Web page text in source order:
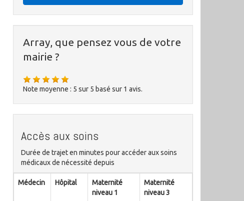
Array, que pensez vous de votre
mairie ?
Note moyenne : 5 sur 5 basé sur 1 avis.
Accès aux soins
Durée de trajet en minutes pour accéder aux soins
médicaux de nécessité depuis
Médecin Hôpital
Maternité
niveau 1
Maternité
niveau 3